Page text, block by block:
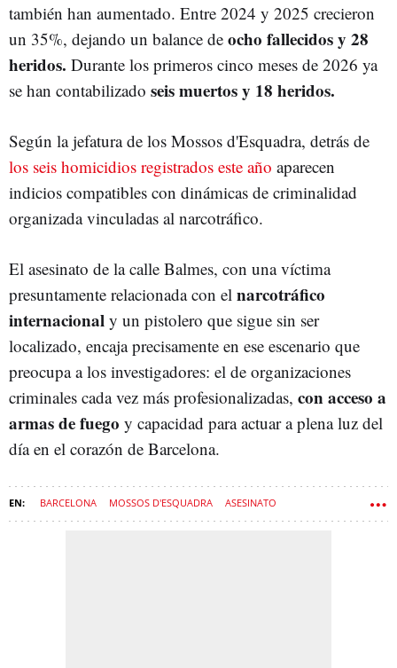
también han aumentado. Entre 2024 y 2025 crecieron
un 35%, dejando un balance de ocho fallecidos y 28
heridos. Durante los primeros cinco meses de 2026 ya
se han contabilizado seis muertos y 18 heridos.
Según la jefatura de los Mossos d'Esquadra, detrás de
los seis homicidios registrados este año aparecen
indicios compatibles con dinámicas de criminalidad
organizada vinculadas al narcotráfico.
El asesinato de la calle Balmes, con una víctima
presuntamente relacionada con el narcotráfico
internacional y un pistolero que sigue sin ser
localizado, encaja precisamente en ese escenario que
preocupa a los investigadores: el de organizaciones
criminales cada vez más profesionalizadas, con acceso a
armas de fuego y capacidad para actuar a plena luz del
día en el corazón de Barcelona.
BARCELONA MOSSOS D'ESQUADRA ASESINATO